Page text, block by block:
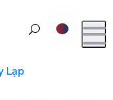
Lạp